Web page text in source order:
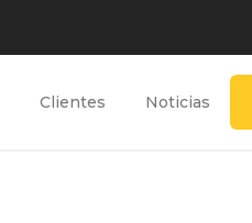
Clientes Noticias